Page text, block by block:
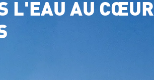
L'EAU AU CŒUR